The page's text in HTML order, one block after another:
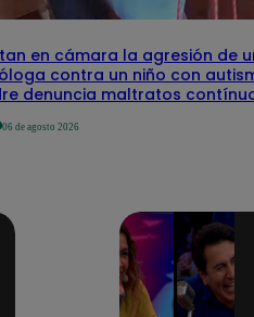
en cámara la agresión de
contra un niño con
denuncia maltratos
06 de agosto 2026